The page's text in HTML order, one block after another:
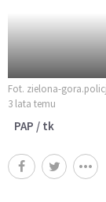
Fot. zielona-
3 lata temu
PAP / tk